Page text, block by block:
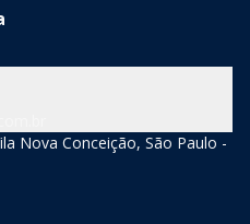
Nova Conceição, São Paulo -